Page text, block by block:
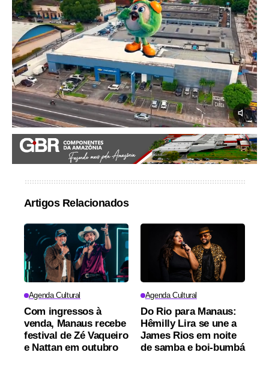
Artigos Relacionados
Agenda Cultural
Com ingressos à
venda, Manaus recebe
festival de Zé Vaqueiro
e Nattan em outubro
Agenda Cultural
Do Rio para Manaus:
Hêmilly Lira se une a
James Rios em noite
de samba e boi-bumbá